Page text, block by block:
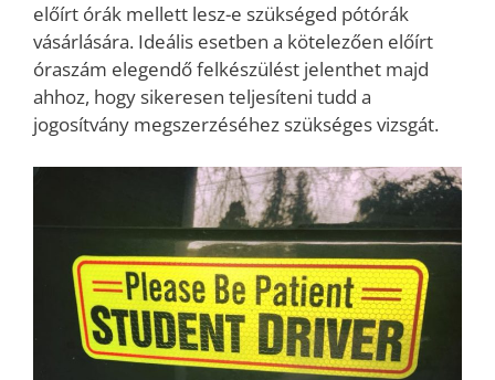
előírt órák mellett lesz-e szükséged pótórák
vásárlására. Ideális esetben a kötelezően előírt
óraszám elegendő felkészülést jelenthet majd
ahhoz, hogy sikeresen teljesíteni tudd a
jogosítvány megszerzéséhez szükséges vizsgát.